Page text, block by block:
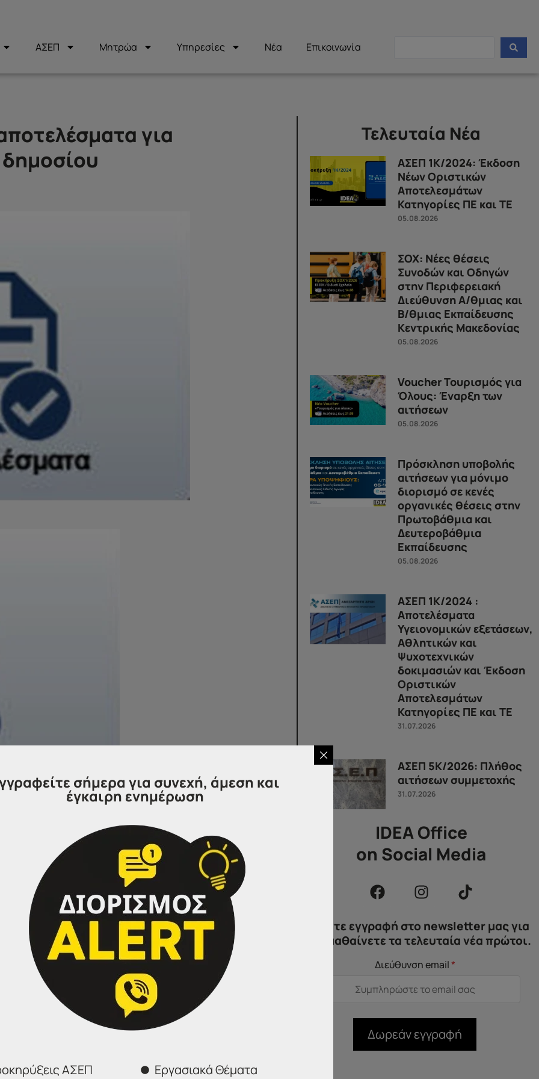
ΑΣΕΠ Μητρώα Υπηρεσίες Νέα Επικοινωνία
για
7Κ/2019 του ΑΣΕΠγια την πλήρωση, μεταξύ
Εκπαίδευσης στους εποπτευόμενους από το
πρόνοιας
: Κέντρα Κοινωνικής Πρόνοιας, Εθνικό Κέντρο
Τυφλών (ΚΕΑΤ) και στο Εθνικό Ίδρυμα Κωφών
για δημοσίευση και θα αναρτηθούν στο Πρόγραμμα
της Αρχής Προστασίας Δεδομένων Προσωπικού
με τον αριθμό μητρώου (Α.Μ.) υποψηφίου, ο οποίος
τους αίτησης.
Τελευταία Νέα
ΑΣΕΠ 1Κ/2024: Έκδοση
Νέων Οριστικών
Αποτελεσμάτων
Κατηγορίες ΠΕ και ΤΕ
05.08.2026
ΣΟΧ: Νέες θέσεις
Συνοδών και Οδηγών
στην Περιφερειακή
Διεύθυνση Α/θμιας και
Β/θμιας Εκπαίδευσης
Κεντρικής Μακεδονίας
05.08.2026
Voucher Τουρισμός για
Όλους: Έναρξη των
αιτήσεων
05.08.2026
Πρόσκληση υποβολής
αιτήσεων για μόνιμο
διορισμό σε κενές
οργανικές θέσεις στην
Πρωτοβάθμια και
Δευτεροβάθμια
Εκπαίδευσης
05.08.2026
ΑΣΕΠ 1Κ/2024 :
Αποτελέσματα
Υγειονομικών εξετάσεων,
Αθλητικών και
Ψυχοτεχνικών
δοκιμασιών και Έκδοση
Οριστικών
Αποτελεσμάτων
Κατηγορίες ΠΕ και ΤΕ
31.07.2026
ΑΣΕΠ 5Κ/2026: Πλήθος
αιτήσεων συμμετοχής
31.07.2026
IDEA Office
on Social Media
Κάντε εγγραφή στο newsletter μας για
να μαθαίνετε τα τελευταία νέα πρώτοι.
Διεύθυνση email*
Δωρεάν εγγραφή
σήμερα για συνεχή, άμεση και
έγκαιρη ενημέρωση
ΑΣΕΠ Εργασιακά Θέματα